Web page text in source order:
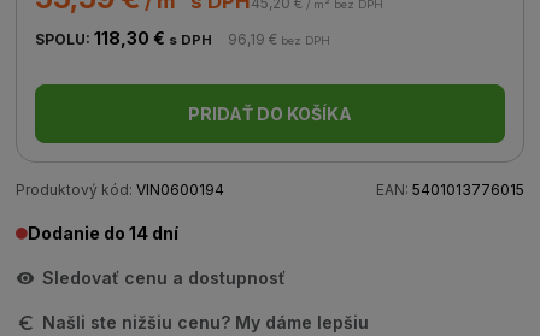
/ m² bez DPH
SPOLU:118,30 € s DPH 96,19 € bez DPH
PRIDAŤ DO KOŠÍKA
Produktový kód: VIN0600194 EAN: 5401013776015
Dodanie do 14 dní
Sledovať cenu a dostupnosť
Našli ste nižšiu cenu? My dáme lepšiu